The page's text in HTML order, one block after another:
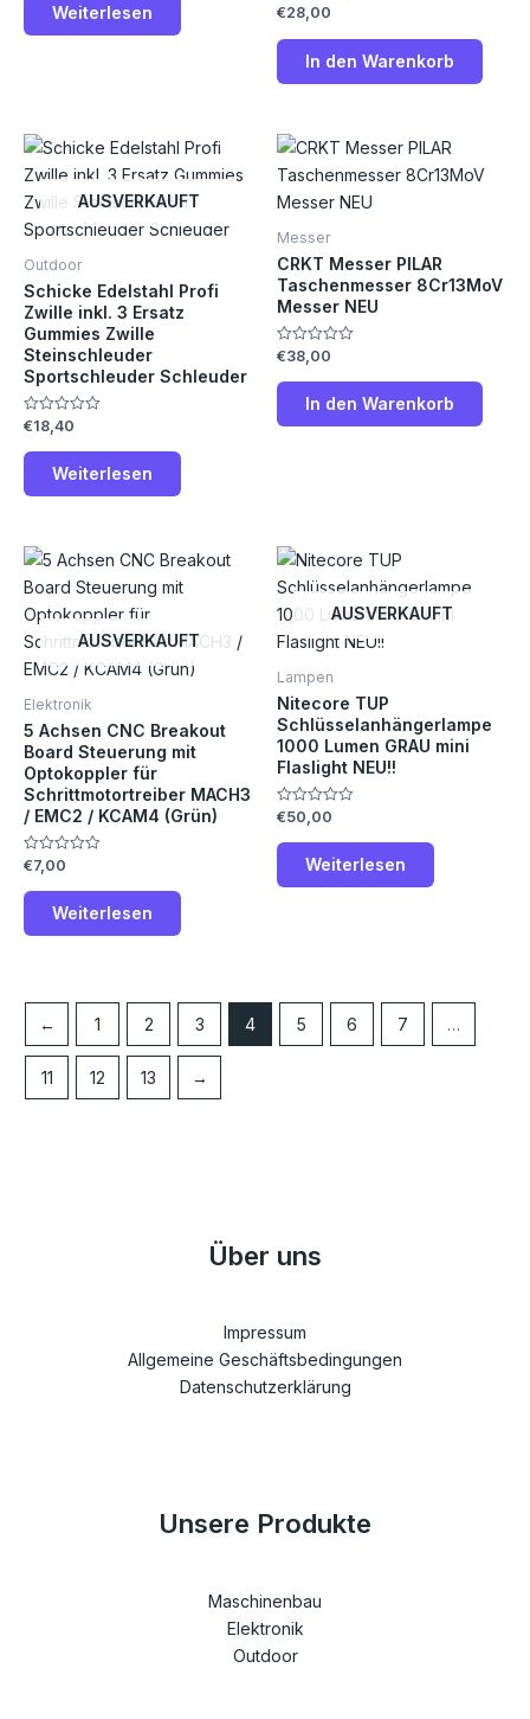
Weiterlesen
Bewertet
0
€28,00
In den Warenkorb
AUSVERKAUFT
Outdoor
Schicke Edelstahl Profi
Zwille inkl. 3 Ersatz
Gummies Zwille
Steinschleuder
Sportschleuder Schleuder
Bewertet
0
€18,40
Weiterlesen
Messer
CRKT Messer PILAR
Taschenmesser 8Cr13MoV
Messer NEU
Bewertet
0
€38,00
In den Warenkorb
AUSVERKAUFT
Elektronik
5 Achsen CNC Breakout
Board Steuerung mit
Optokoppler für
Schrittmotortreiber MACH3
/ EMC2 / KCAM4 (Grün)
Bewertet
mit
0
€7,00
Weiterlesen
AUSVERKAUFT
Lampen
Nitecore TUP
Schlüsselanhängerlampe
1000 Lumen GRAU mini
Flaslight NEU!!
Bewertet
0
€50,00
Weiterlesen
← 1 2 3 4 5 6 7 …
11 12 13 →
Über uns
Impressum
Allgemeine Geschäftsbedingungen
Datenschutzerklärung
Unsere Produkte
Maschinenbau
Elektronik
Outdoor